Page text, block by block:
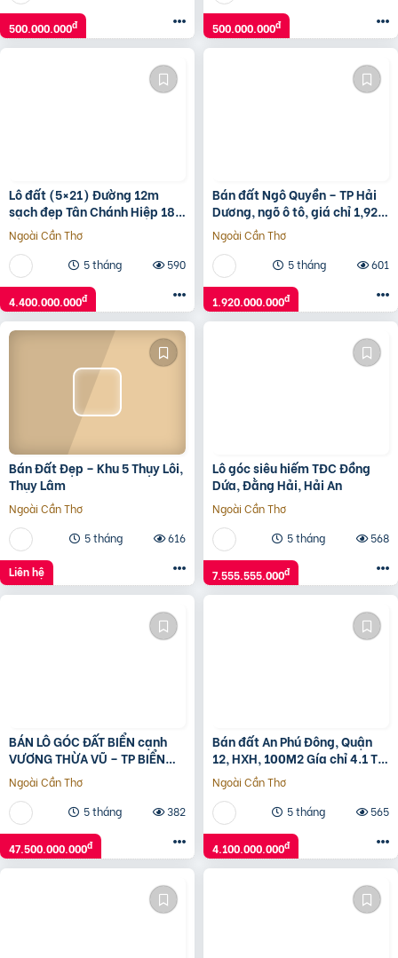
500.000.000đ 500.000.000đ
Lô đất (5×21) Đường 12m
sạch đẹp Tân Chánh Hiệp 18,
Quận 12, giá rẻ 4.4 tỷ
Ngoài Cần Thơ
5 tháng
590
4.400.000.000đ
Bán đất Ngô Quyền – TP Hải
Dương, ngõ ô tô, giá chỉ 1,92
tỷ cực tiềm năng
Ngoài Cần Thơ
5 tháng
601
1.920.000.000đ
Bán Đất Đẹp – Khu 5 Thụy Lôi,
Thụy Lâm
Ngoài Cần Thơ
5 tháng
616
Liên hệ
Lô góc siêu hiếm TĐC Đồng
Dứa, Đằng Hải, Hải An
Ngoài Cần Thơ
5 tháng
568
7.555.555.000đ
BÁN LÔ GÓC ĐẤT BIỂN cạnh
VƯƠNG THỪA VŨ – TP BIỂN
MIAMI CHÂU Á
Ngoài Cần Thơ
5 tháng
382
47.500.000.000đ
Bán đất An Phú Đông, Quận
12, HXH, 100M2 Gía chỉ 4.1 Tỷ
TL
Ngoài Cần Thơ
5 tháng
565
4.100.000.000đ